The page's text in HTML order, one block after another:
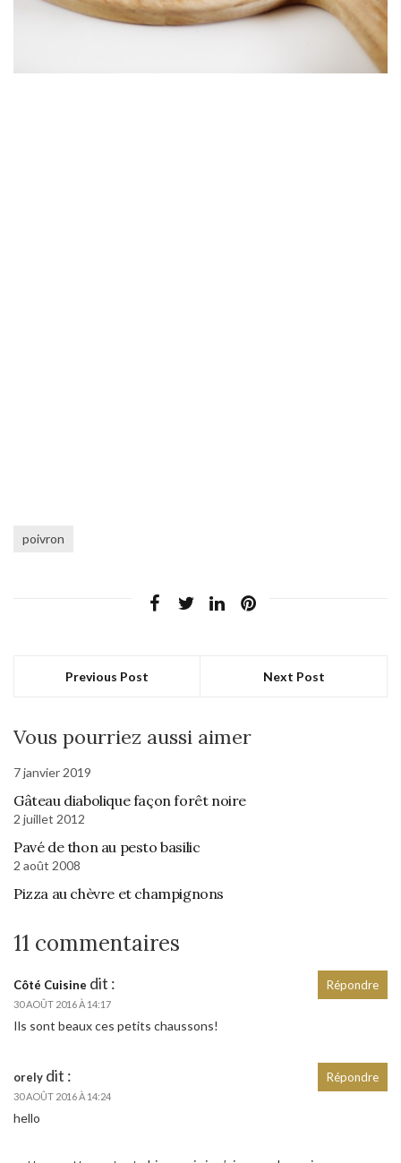
poivron
Previous Post Next Post
Vous pourriez aussi aimer
7 janvier 2019
Gâteau diabolique façon forêt noire
2 juillet 2012
Pavé de thon au pesto basilic
2 août 2008
Pizza au chèvre et champignons
11 commentaires
Côté Cuisine dit :
30 AOÛT 2016 À 14:17
Ils sont beaux ces petits chaussons!
Répondre
orely dit :
30 AOÛT 2016 À 14:24
hello
Répondre